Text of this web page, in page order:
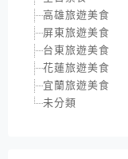
高雄旅遊美食
屏東旅遊美食
台東旅遊美食
花蓮旅遊美食
宜蘭旅遊美食
未分類